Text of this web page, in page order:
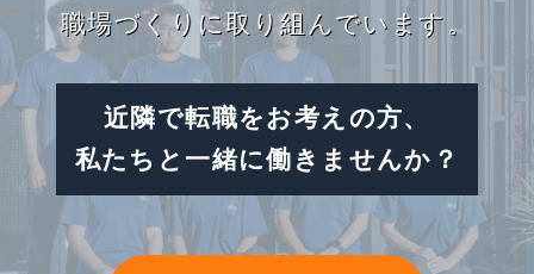
職場づくりに取り組んでいます。
近隣で転職をお考えの方、
私たちと一緒に働きませんか？
グ